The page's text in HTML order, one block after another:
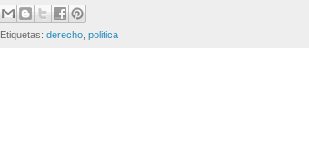
Etiquetas: derecho ,politica